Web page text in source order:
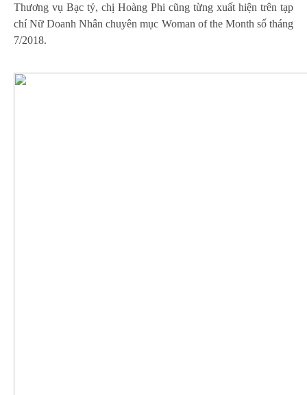
Thương vụ Bạc tỷ, chị Hoàng Phi cũng từng xuất hiện trên tạp
chí Nữ Doanh Nhân chuyên mục Woman of the Month số tháng
7/2018.